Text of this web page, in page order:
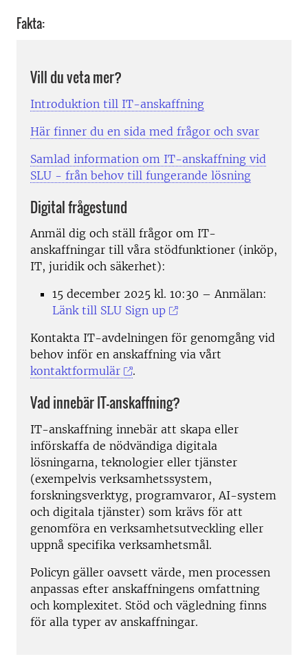
Fakta:
Vill du veta mer?
Introduktion till IT-anskaffning
Här finner du en sida med frågor och svar
Samlad information om IT-anskaffning vid
SLU - från behov till fungerande lösning
Digital frågestund
Anmäl dig och ställ frågor om IT-
anskaffningar till våra stödfunktioner (inköp,
IT, juridik och säkerhet):
15 december 2025 kl. 10:30 – Anmälan:
Länk till SLU Sign up
Kontakta IT-avdelningen för genomgång vid
behov inför en anskaffning via vårt
kontaktformulär
.
Vad innebär IT-anskaffning?
IT-anskaffning innebär att skapa eller
införskaffa de nödvändiga digitala
lösningarna, teknologier eller tjänster
(exempelvis verksamhetssystem,
forskningsverktyg, programvaror, AI-system
och digitala tjänster) som krävs för att
genomföra en verksamhetsutveckling eller
uppnå specifika verksamhetsmål.
Policyn gäller oavsett värde, men processen
anpassas efter anskaffningens omfattning
och komplexitet. Stöd och vägledning finns
för alla typer av anskaffningar.